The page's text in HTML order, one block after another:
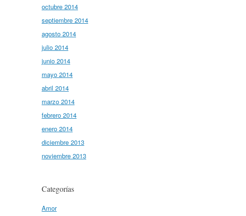
octubre 2014
septiembre 2014
agosto 2014
julio 2014
junio 2014
mayo 2014
abril 2014
marzo 2014
febrero 2014
enero 2014
diciembre 2013
noviembre 2013
Categorías
Amor